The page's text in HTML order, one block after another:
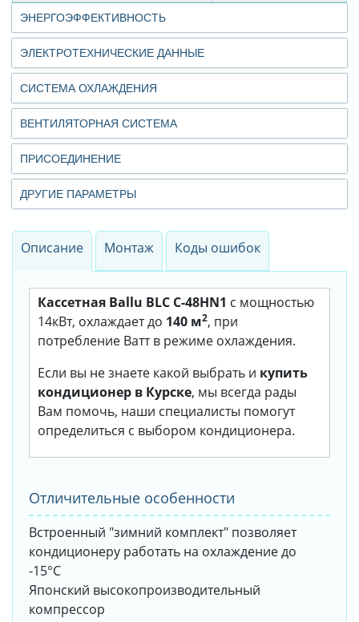
ЭНЕРГОЭФФЕКТИВНОСТЬ
ЭЛЕКТРОТЕХНИЧЕСКИЕ ДАННЫЕ
СИСТЕМА ОХЛАЖДЕНИЯ
ВЕНТИЛЯТОРНАЯ СИСТЕМА
ПРИСОЕДИНЕНИЕ
ДРУГИЕ ПАРАМЕТРЫ
Описание Монтаж Коды ошибок
Кассетная Ballu BLC C-48HN1 с мощностью
14кВт, охлаждает до 140 м2, при
потребление Ватт в режиме охлаждения.
Если вы не знаете какой выбрать и купить
кондиционер в Курске, мы всегда рады
Вам помочь, наши специалисты помогут
определиться с выбором кондиционера.
Отличительные особенности
Встроенный "зимний комплект" позволяет
кондиционеру работать на охлаждение до
-15°С
Японский высокопроизводительный
компрессор